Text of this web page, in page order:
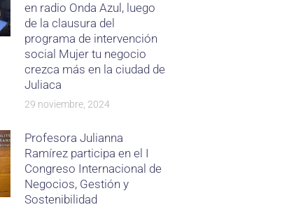
en radio Onda Azul, luego
de la clausura del
programa de intervención
social Mujer tu negocio
crezca más en la ciudad de
Juliaca
29 noviembre, 2024
Profesora Julianna
Ramírez participa en el I
Congreso Internacional de
Negocios, Gestión y
Sostenibilidad